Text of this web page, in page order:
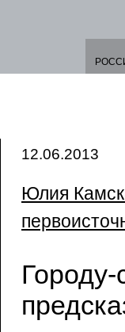
12.06.2013
Юлия
Городу-